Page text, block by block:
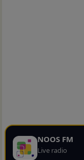
NOOS FM
Live radio